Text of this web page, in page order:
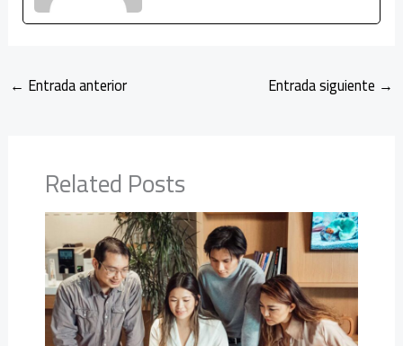
← Entrada anterior Entrada siguiente →
Related Posts